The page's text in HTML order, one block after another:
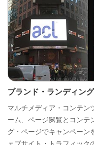
ブランド・ランディン
マルチメディア・コンテン
ーム、ページ閲覧とコンテ
グ・ページでキャンペーン